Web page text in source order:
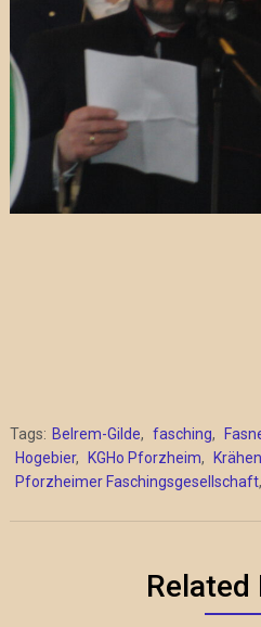
Tags: Belrem-Gilde, fasching,
Hogebier, KGHo Pforzheim,
Pforzheimer Faschingsgesellschaft,
Related